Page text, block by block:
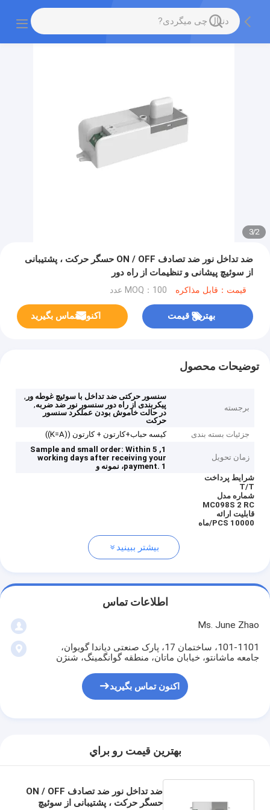
2
/
3
ضد تداخل نور ضد تصادف ON / OFF حسگر حرکت ، پشتیبانی
از سوئیچ پیشانی و تنظیمات از راه دور
قیمت：قابل مذاکره MOQ：100 عدد
بهترین قیمت اکنون تماس بگیرید
توضیحات محصول
برجسته
سنسور حرکتی ضد تداخل با سوئیچ غوطه ور ,
پیکربندی از راه دور سنسور نور ضد ضربه,
در حالت خاموش بودن عملکرد سنسور
حرکت
جزئیات بسته بندی
کیسه حباب+کارتون + کارتون ((K=A))
زمان تحویل
1, Sample and small order: Within 5
working days after receiving your
payment. 1، نمونه و
شرایط پرداخت
T/T
شماره مدل
MC098S 2 RC
قابلیت ارائه
10000 PCS/ماه
بیشتر ببینید
اطلاعات تماس
Ms. June Zhao
101-1101، ساختمان 17، پارک صنعتی دیاندا گویوان،
جامعه ماشانتو، خیابان ماتان، منطقه گوانگمینگ، شنژن
اکنون تماس بگیرید
بهترين قيمت رو براي
ضد تداخل نور ضد تصادف ON / OFF
حسگر حرکت ، پشتیبانی از سوئیچ